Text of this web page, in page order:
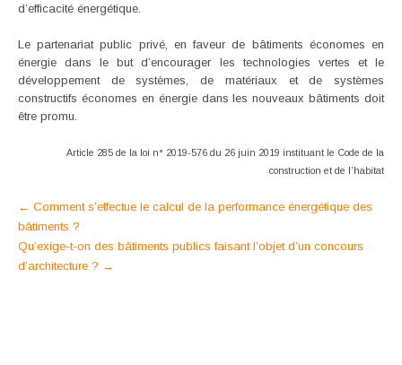
d’efficacité énergétique.
Le partenariat public privé, en faveur de bâtiments économes en
énergie dans le but d’encourager les technologies vertes et le
développement de systèmes, de matériaux et de systèmes
constructifs économes en énergie dans les nouveaux bâtiments doit
être promu.
Article 285 de la loi n° 2019-576 du 26 juin 2019 instituant le Code de la
construction et de l’habitat
Post
navigation
← Comment s’effectue le calcul de la performance énergétique des
bâtiments ?
Qu’exige-t-on des bâtiments publics faisant l’objet d’un concours
d’architecture ? →